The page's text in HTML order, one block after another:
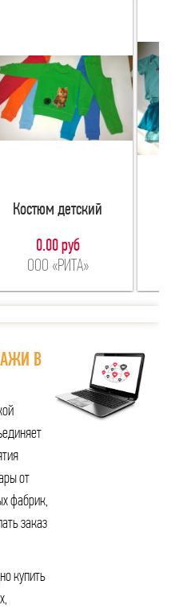
Костюм детский
0.00 руб
ООО «РИТА»
В
от
фабрик,
заказ
купить